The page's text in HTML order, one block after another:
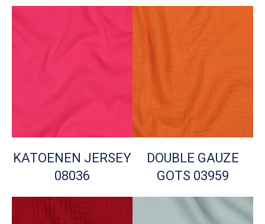
KATOENEN JERSEY
08036
DOUBLE GAUZE
GOTS 03959